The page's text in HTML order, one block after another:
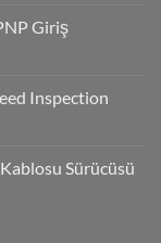
Giriş
Inspection
Sürücüsü